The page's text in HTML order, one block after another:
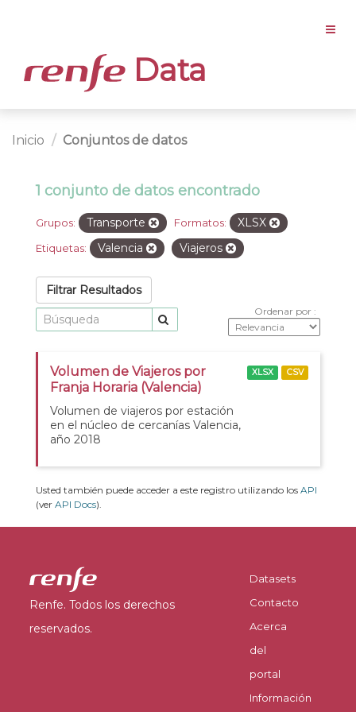
Data
Inicio Conjuntos de datos
1 conjunto de datos encontrado
Grupos: Transporte Formatos: XLSX
Etiquetas: Valencia Viajeros
Filtrar Resultados
Ordenar por
Volumen de Viajeros por
Franja Horaria (Valencia)
Volumen de viajeros por estación
en el núcleo de cercanías Valencia,
año 2018
XLSX CSV
Usted también puede acceder a este registro utilizando los API
(ver API Docs).
Renfe. Todos los derechos
reservados.
Datasets
Contacto
Acerca
del
portal
Información